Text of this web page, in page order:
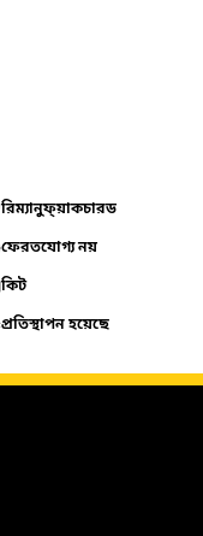
রিম্যানুফ্য়াকচারড
ফেরতযোগ্য নয়
কিট
প্রতিস্থাপন হয়েছে